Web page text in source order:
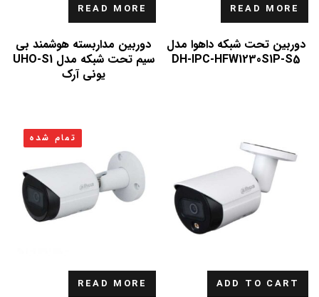
READ MORE
دوربین تحت شبکه داهوا مدل
DH-IPC-HFW1230S1P-S5
READ MORE
دوربین مداربسته هوشمند بی
سیم تحت شبکه مدل UHO-S1
یونی آرک
ADD TO CART
تمام شده
READ MORE